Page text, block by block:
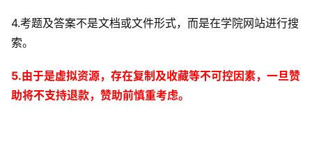
题
问
易
4.考题及答案不是文档或文件形式，而是在学院网站进行搜
索。
5.由于是虚拟资源，存在复制及收藏等不可控因素，一旦赞
助将不支持退款，赞助前慎重考虑。